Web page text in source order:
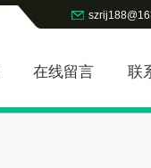
在线留言 联